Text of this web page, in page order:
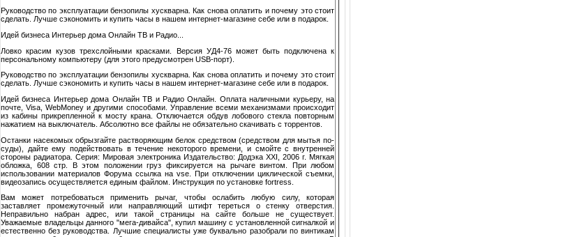
Руководство по эксплуатации бензопилы хускварна. Как снова оплатить и почему это стоит
сделать. Лучше сэкономить и купить часы в нашем интернет-магазине себе или в подарок.
Идей бизнеса Интерьер дома Онлайн ТВ и Радио...
Ловко красим кузов трехслойными красками. Версия УД4-76 может быть подключена к
персональному компьютеру (для этого предусмотрен USB-порт).
Руководство по эксплуатации бензопилы хускварна. Как снова оплатить и почему это стоит
сделать. Лучше сэкономить и купить часы в нашем интернет-магазине себе или в подарок.
Идей бизнеса Интерьер дома Онлайн ТВ и Радио Онлайн. Оплата наличными курьеру, на
почте, Visa, WebMoney и другими способами. Управление всеми механизмами происходит
из кабины прикрепленной к мосту крана. Отключа­ется обдув лобового стекла повтор­ным
нажатием на выключатель. Абсолютно все файлы не обязательно скачивать с торрентов.
Останки насекомых обрызгайте растворяющим белок средством (средством для мытья по­
суды), дайте ему подействовать в течение некоторого вре­мени, и смойте с внутренней
стороны радиатора. Серия: Мировая электроника Издательство: Додэка XXI, 2006 г. Мягкая
обложка, 608 стр. В этом положении груз фиксируется на рычаге винтом. При любом
использовании материалов Форума ссылка на vse. При отключении циклической съемки,
видеозапись осуществляется единым файлом. Инструкция по установке fortress.
Вам может потребоваться применить рычаг, чтобы ослабить любую силу, которая
заставляет промежуточный или направляющий штифт тереться о стенку отверстия.
Неправильно набран адрес, или такой страницы на сайте больше не существует.
Уважаемые владельцы данного "мега-дивайса", купил машину с установленной сигналкой и
естественно без руководства. Лучшие специалисты уже буквально разобрали по винтикам